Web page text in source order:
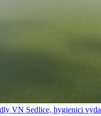
VN Sedlice, hygienici